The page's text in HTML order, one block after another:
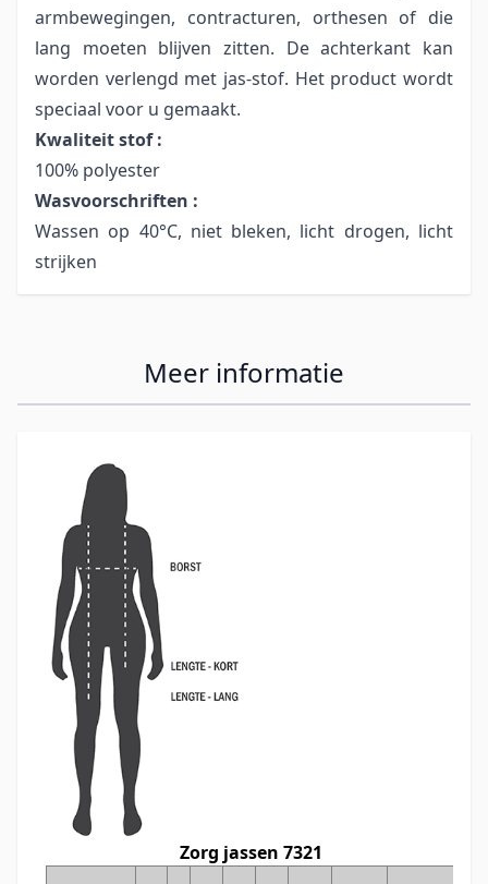
armbewegingen, contracturen, orthesen of die
lang moeten blijven zitten. De achterkant kan
worden verlengd met jas-stof. Het product wordt
speciaal voor u gemaakt.
Kwaliteit stof :
100% polyester
Wasvoorschriften :
Wassen op 40°C, niet bleken, licht drogen, licht
strijken
Meer informatie
Zorg jassen 7321